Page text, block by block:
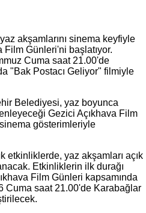
akşamlarını sinema keyfiyle
Film Günleri'ni başlatıyor.
Cuma saat 21.00'de
"Bak Postacı Geliyor" filmiyle
Belediyesi, yaz boyunca
Gezici Açıkhava Film
gösterimleriyle
etkinliklerde, yaz akşamları açık
Etkinliklerin ilk durağı
Film Günleri kapsamında
Cuma saat 21.00'de Karabağlar